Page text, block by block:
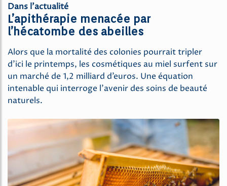
Dans l’actualité
L’apithérapie menacée par
l’hécatombe des abeilles
Alors que la mortalité des colonies pourrait tripler
d’ici le printemps, les cosmétiques au miel surfent sur
un marché de 1,2 milliard d’euros. Une équation
intenable qui interroge l’avenir des soins de beauté
naturels.